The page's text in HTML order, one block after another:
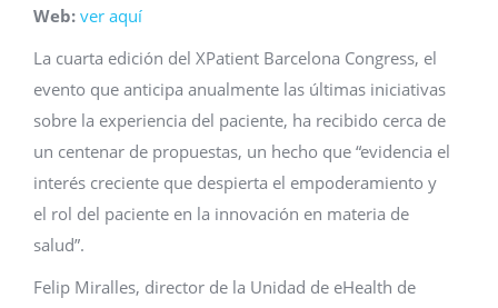
Web: ver aquí
La cuarta edición del XPatient Barcelona Congress, el
evento que anticipa anualmente las últimas iniciativas
sobre la experiencia del paciente, ha recibido cerca de
un centenar de propuestas, un hecho que “evidencia el
interés creciente que despierta el empoderamiento y
el rol del paciente en la innovación en materia de
salud”.
Felip Miralles, director de la Unidad de eHealth de